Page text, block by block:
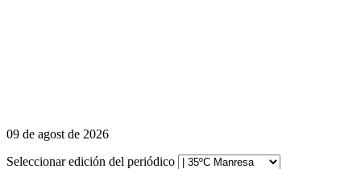
09 de agost de 2026
Seleccionar edición del periódico